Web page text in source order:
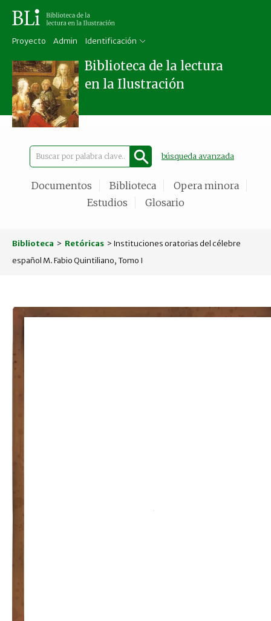
Proyecto Admin Identificación
Biblioteca de la lectura
en la Ilustración
búsqueda avanzada
Documentos Biblioteca
Opera minora
Estudios
Glosario
Biblioteca > Retóricas > Instituciones oratorias del célebre
español M. Fabio Quintiliano, Tomo I